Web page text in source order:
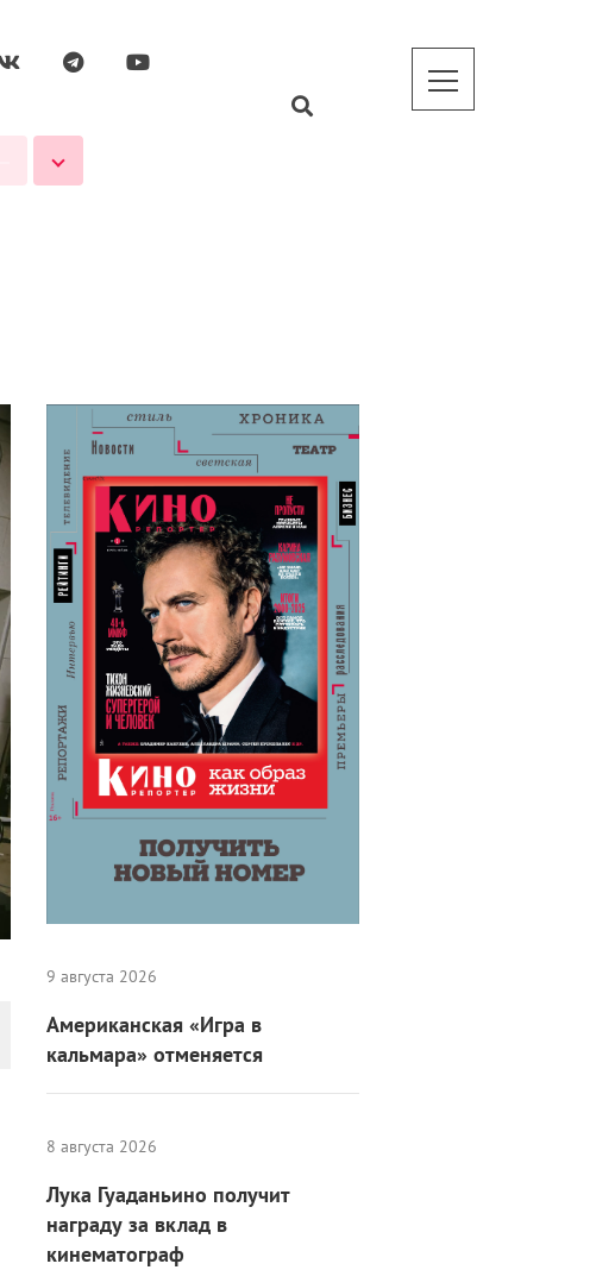
9 августа 2026
Американская «Игра в
кальмара» отменяется
8 августа 2026
Лука Гуаданьино получит
награду за вклад в
кинематограф